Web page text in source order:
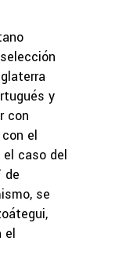
y
con
el
el caso del
de
se
el